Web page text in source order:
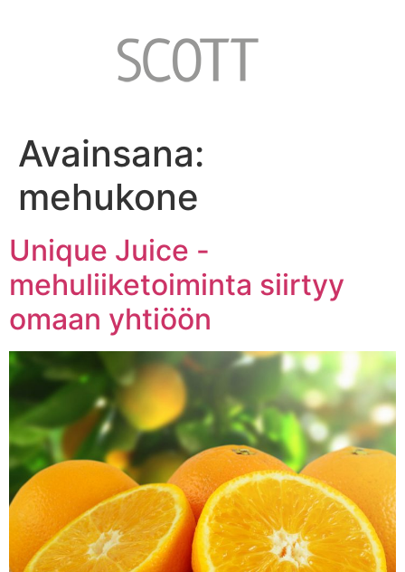
Avainsana:
mehukone
Unique Juice -
mehuliiketoiminta siirtyy
omaan yhtiöön